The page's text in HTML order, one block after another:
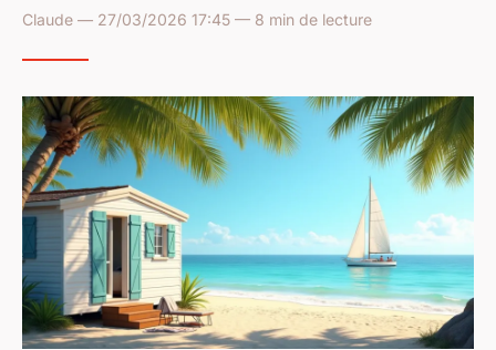
Claude — 27/03/2026 17:45 — 8 min de lecture